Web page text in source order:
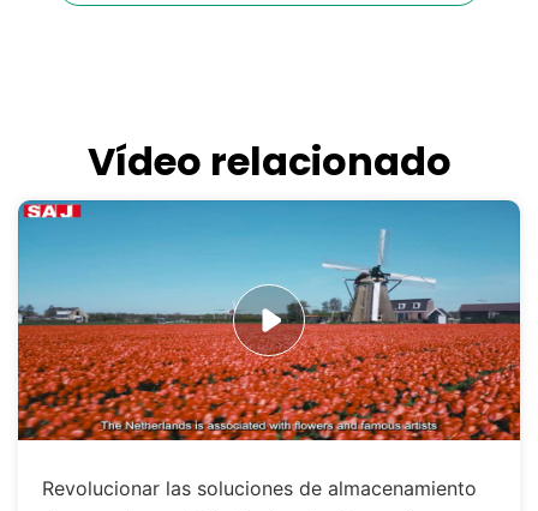
Vídeo relacionado
Revolucionar las soluciones de almacenamiento